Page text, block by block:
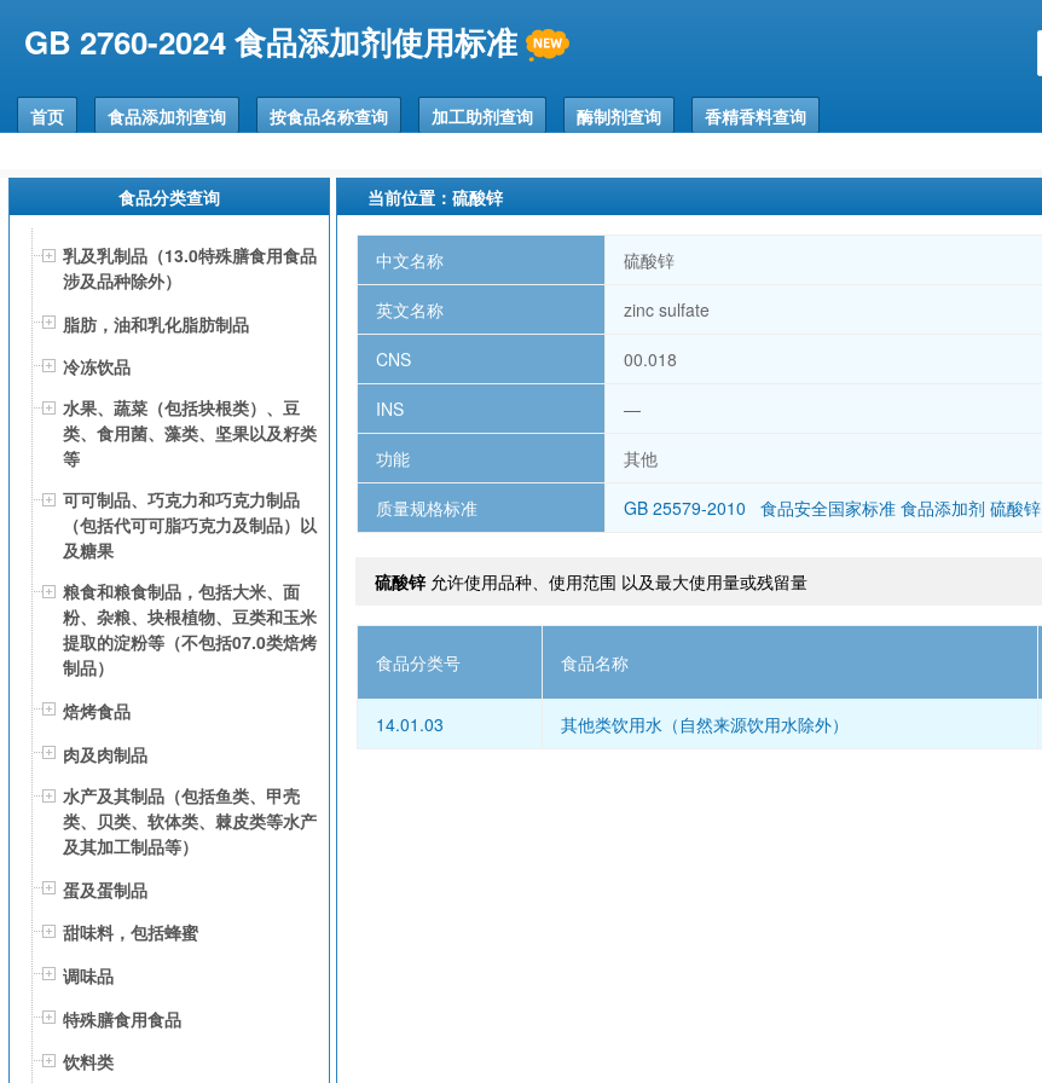
GB 2760-2024 食品添加剂使用标准
首页 食品添加剂查询 按食品名称查询 加工助剂查询 酶制剂查询
香精香料查询
食品分类查询
乳及乳制品（13.0特殊膳食用食品
涉及品种除外）
脂肪，油和乳化脂肪制品
冷冻饮品
水果、蔬菜（包括块根类）、豆
类、食用菌、藻类、坚果以及籽类
等
可可制品、巧克力和巧克力制品
（包括代可可脂巧克力及制品）以
及糖果
粮食和粮食制品，包括大米、面
粉、杂粮、块根植物、豆类和玉米
提取的淀粉等（不包括07.0类焙烤
制品）
焙烤食品
肉及肉制品
水产及其制品（包括鱼类、甲壳
类、贝类、软体类、棘皮类等水产
及其加工制品等）
蛋及蛋制品
甜味料，包括蜂蜜
调味品
特殊膳食用食品
饮料类
当前位置：硫酸锌
中文名称 硫酸锌
英文名称 zinc sulfate
CNS 00.018
INS —
功能 其他
质量规格标准 GB 25579-2010 食品安全国家标准 食品添加剂 硫酸锌
硫酸锌允许使用品种、使用范围 以及最大使用量或残留量
食品分类号 食品名称
14.01.03 其他类饮用水（自然来源饮用水除外）